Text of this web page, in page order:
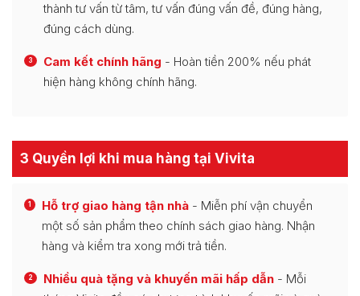
thành tư vấn từ tâm, tư vấn đúng vấn đề, đúng hàng,
đúng cách dùng.
3 Cam kết chính hãng - Hoàn tiền 200% nếu phát
hiện hàng không chính hãng.
3 Quyền lợi khi mua hàng tại Vivita
1 Hỗ trợ giao hàng tận nhà - Miễn phí vận chuyển
một số sản phẩm theo chính sách giao hàng. Nhận
hàng và kiểm tra xong mới trả tiền.
2 Nhiều quà tặng và khuyến mãi hấp dẫn - Mỗi